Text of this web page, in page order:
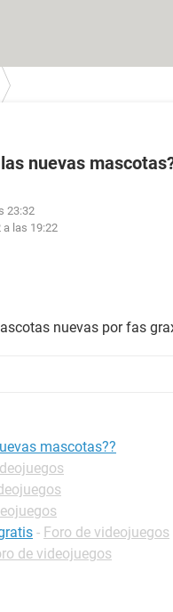
nuevas
23:32
a las 19:22
nuevas por fas
mascotas??
- Foro de videojuegos
de videojuegos